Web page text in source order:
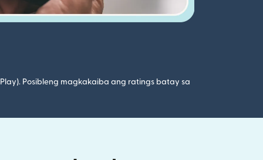
Posibleng magkakaiba ang ratings batay sa